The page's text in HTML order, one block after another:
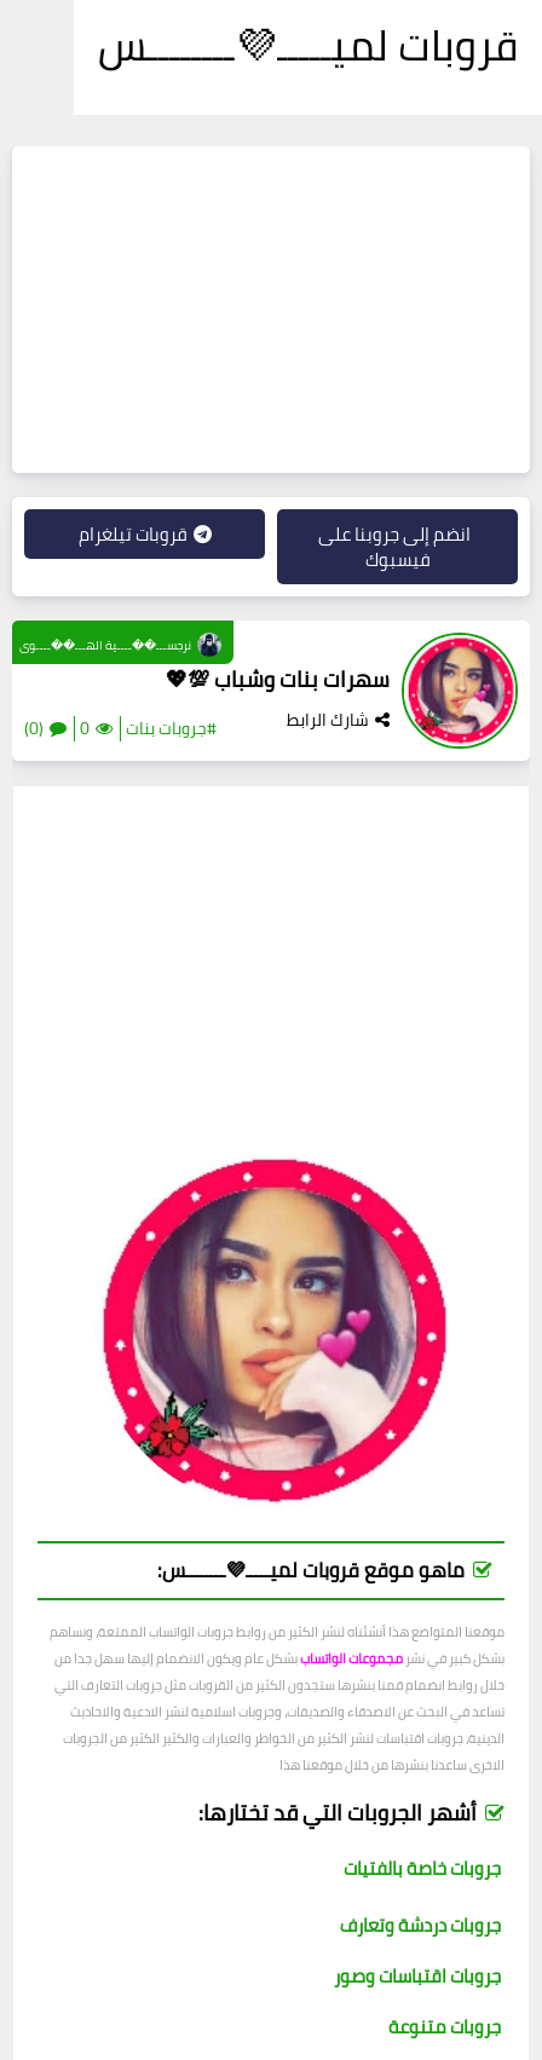
قروبات لميـــــ💜ــــــــس
انضم إلى جروبنا على
فيسبوك
قروبات تيلغرام
سهرات بنات وشباب 💯💖
شارك الرابط #جروبات بنات 0
(0)
نرجســـ��ــــية الهـــ��ــــوى
ماهو موقع قروبات لميـــــ💜ــــــــس:
موقعنا المتواضع هذا أنشئناه لنشر الكثير من روابط جروبات الواتساب الممتعة، ونساهم
بشكل كبير في نشر مجموعات الواتساببشكل عام ويكون الانضمام إليها سهل جدا من
خلال روابط انضمام قمنا بنشرها ستجدون الكثير من القروبات مثل جروبات التعارف التي
تساعد في البحث عن الاصدقاء والصديقات، وجروبات اسلامية لنشر الادعية والاحاديث
الدينية، جروبات اقتباسات لنشر الكثير من الخواطر والعبارات والكثير الكثير من الجروبات
الاخرى ساعدنا بنشرها من خلال موقعنا هذا
أشهر الجروبات التي قد تختارها:
جروبات خاصة بالفتيات
جروبات دردشة وتعارف
جروبات اقتباسات وصور
جروبات متنوعة